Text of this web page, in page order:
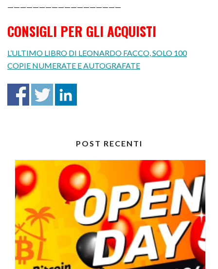
——————————————————
CONSIGLI PER GLI ACQUISTI
L’ULTIMO LIBRO DI LEONARDO FACCO, SOLO 100
COPIE NUMERATE E AUTOGRAFATE
POST RECENTI